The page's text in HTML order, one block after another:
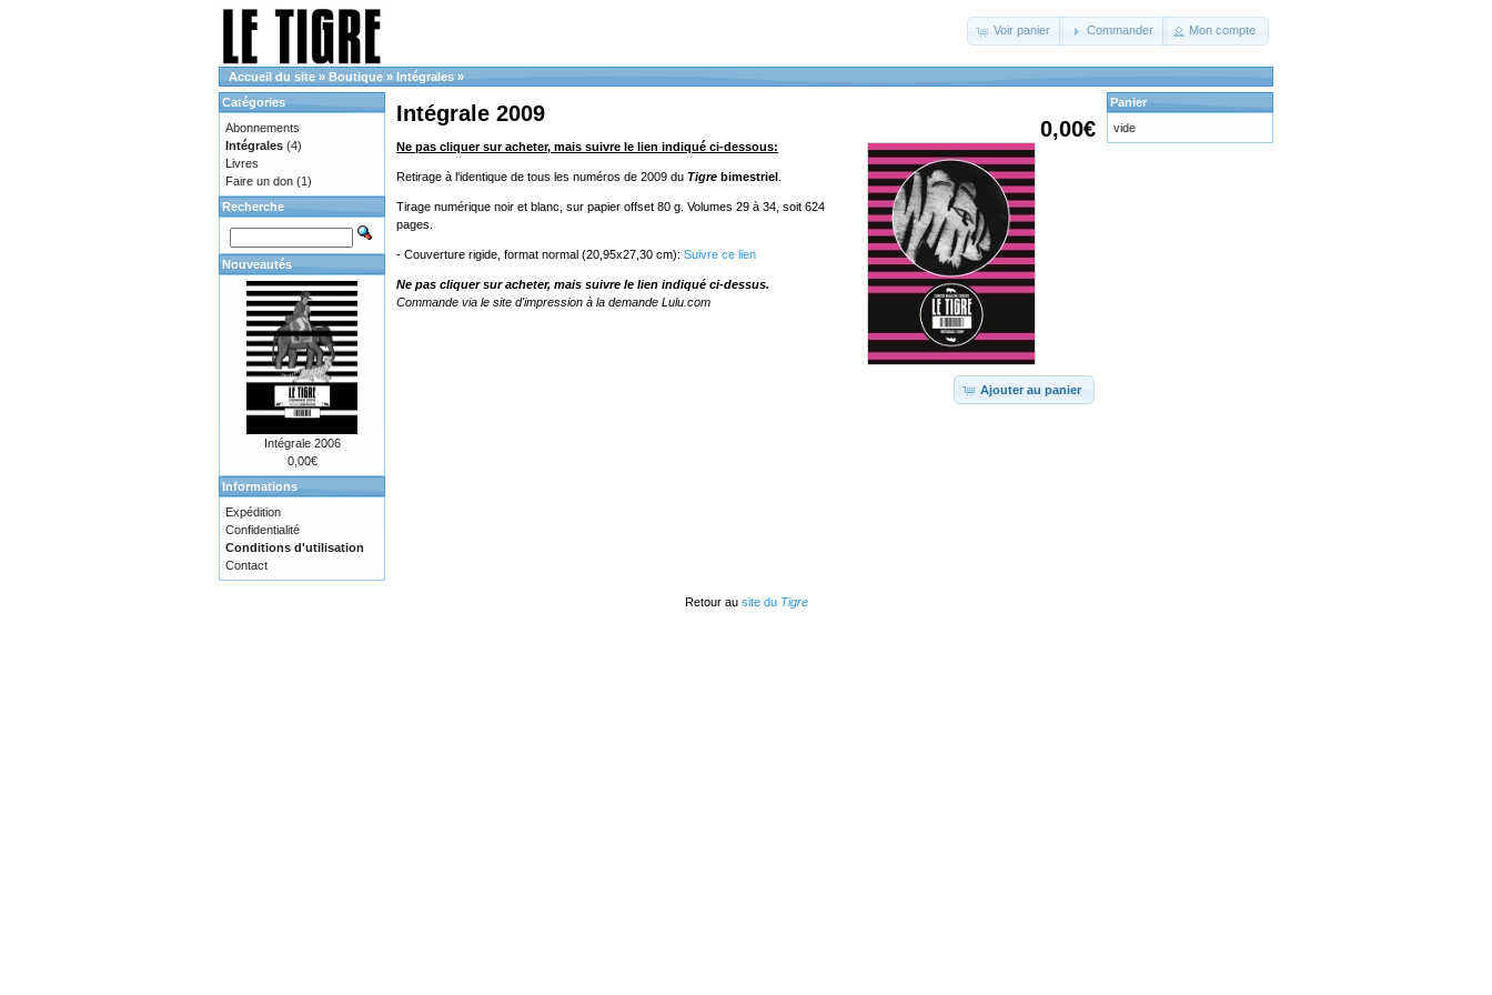
Voir panier Commander Mon compte
Accueil du site » Boutique » Intégrales »
0,00€
Intégrale 2009
Ne pas cliquer sur acheter, mais suivre le lien indiqué ci-dessous:
Retirage à l'identique de tous les numéros de 2009 du Tigre bimestriel
Tirage numérique noir et blanc, sur papier offset 80 g. Volumes 29 à 34, soit 624
pages.
- Couverture rigide, format normal (20,95x27,30 cm): Suivre ce lien
Ne pas cliquer sur acheter, mais suivre le lien indiqué ci-dessus.
Commande via le site d'impression à la demande Lulu.com
Ajouter au panier
Catégories
Abonnements
Intégrales (4)
Livres
Faire un don (1)
Recherche
Nouveautés
Intégrale 2006
0,00€
Informations
Expédition
Confidentialité
Conditions d'utilisation
Contact
Panier
vide
Retour au site du Tigre